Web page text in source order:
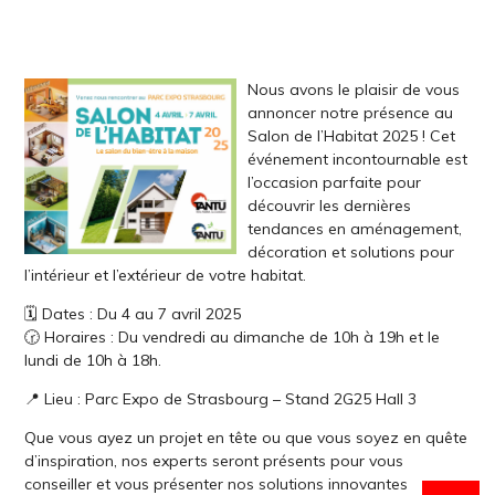
Nous avons le plaisir de vous
annoncer notre présence au
Salon de l’Habitat 2025 ! Cet
événement incontournable est
l’occasion parfaite pour
découvrir les dernières
tendances en aménagement,
décoration et solutions pour
l’intérieur et l’extérieur de votre habitat.
🗓️ Dates : Du 4 au 7 avril 2025
🕝 Horaires : Du vendredi au dimanche de 10h à 19h et le
lundi de 10h à 18h.
📍 Lieu : Parc Expo de Strasbourg – Stand 2G25 Hall 3
Que vous ayez un projet en tête ou que vous soyez en quête
d’inspiration, nos experts seront présents pour vous
conseiller et vous présenter nos solutions innovantes